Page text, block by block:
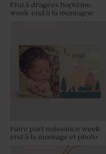
Etui à dragées baptême
week-end à la montagne
Faire part naissance week-
end à la montage et photo